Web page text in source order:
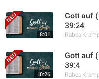
8:01
Gott auf
39:24
Rabea Kramp
10:26
Gott auf
39:4
Rabea Kramp